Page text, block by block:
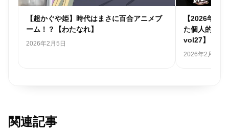
【超かぐや姫】時代はまさに百合アニメブ
ーム！？【わたなれ】
2026年2月5日
【2026年ア
た個人的アニ
vol27】
2026年2月1日
関連記事